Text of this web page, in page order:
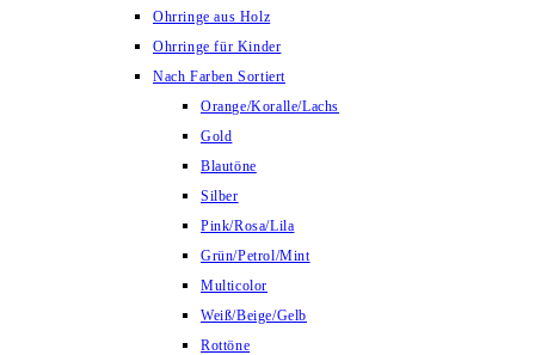
Ohrringe aus Holz
Ohrringe für Kinder
Nach Farben Sortiert
Orange/Koralle/Lachs
Gold
Blautöne
Silber
Pink/Rosa/Lila
Grün/Petrol/Mint
Multicolor
Weiß/Beige/Gelb
Rottöne